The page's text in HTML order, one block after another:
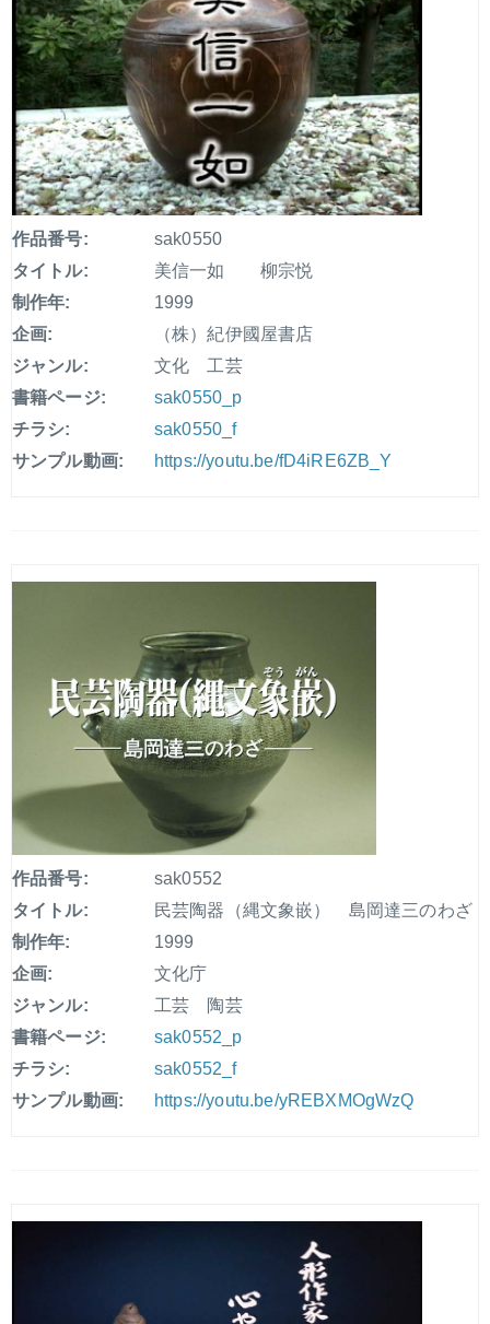
作品番号:
sak0550
タイトル:
美信一如 柳宗悦
制作年:
1999
企画:
（株）紀伊國屋書店
ジャンル:
文化 工芸
書籍ページ:
sak0550_p
チラシ:
sak0550_f
サンプル動画:
https://youtu.be/fD4iRE6ZB_Y
作品番号:
sak0552
タイトル:
民芸陶器（縄文象嵌） 島岡達三のわざ
制作年:
1999
企画:
文化庁
ジャンル:
工芸 陶芸
書籍ページ:
sak0552_p
チラシ:
sak0552_f
サンプル動画:
https://youtu.be/yREBXMOgWzQ